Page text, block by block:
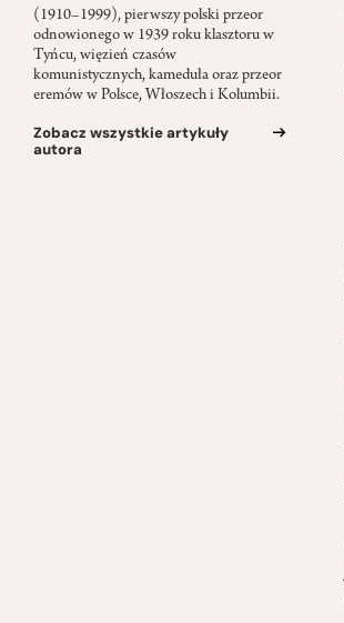
(1910–1999), pierwszy polski przeor
odnowionego w 1939 roku klasztoru w
Tyńcu, więzień czasów
komunistycznych, kameduła oraz przeor
eremów w Polsce, Włoszech i Kolumbii.
Zobacz wszystkie artykuły
autora